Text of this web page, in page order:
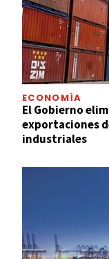
ECONOMÍA
El Gobierno
exportaciones
industriales